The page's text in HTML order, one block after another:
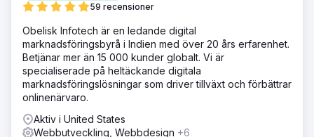
59 recensioner
Obelisk Infotech är en ledande digital
marknadsföringsbyrå i Indien med över 20 års erfarenhet.
Betjänar mer än 15 000 kunder globalt. Vi är
specialiserade på heltäckande digitala
marknadsföringslösningar som driver tillväxt och förbättrar
onlinenärvaro.
Aktiv i United States
Webbutveckling, Webbdesign +6